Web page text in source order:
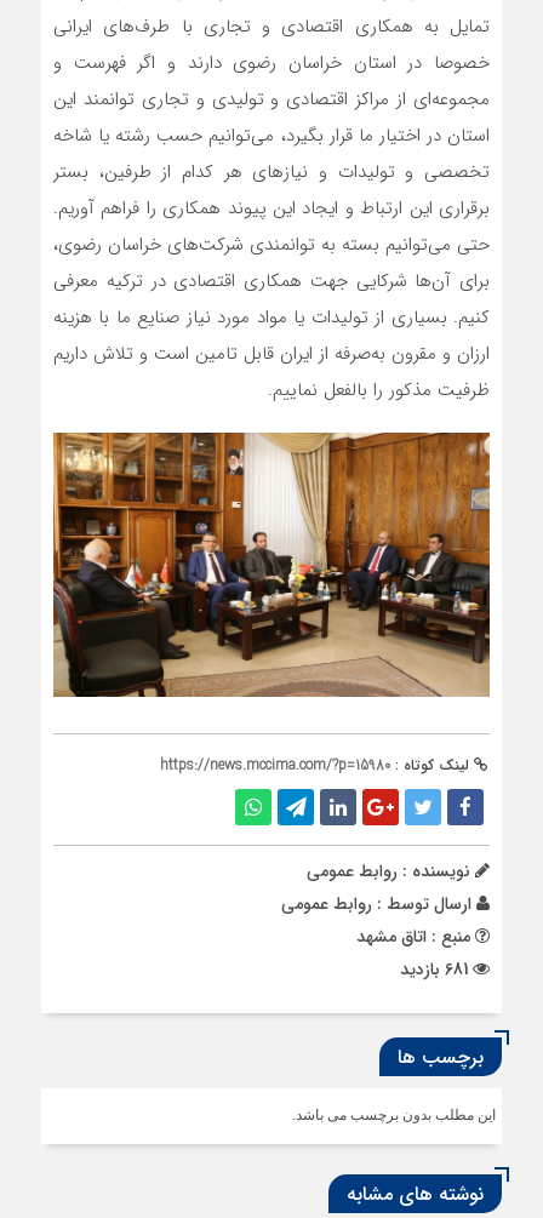
تمایل به همکاری اقتصادی و تجاری با طرف‌های ایرانی
خصوصا در استان خراسان رضوی دارند و اگر فهرست و
مجموعه‌ای از مراکز اقتصادی و تولیدی و تجاری توانمند این
استان در اختیار ما قرار بگیرد، می‌توانیم حسب رشته یا شاخه
تخصصی و تولیدات و نیازهای هر کدام از طرفین، بستر
برقراری این ارتباط و ایجاد این پیوند همکاری را فراهم آوریم.
حتی می‌توانیم بسته به توانمندی شرکت‌های خراسان رضوی،
برای آن‌ها شرکایی جهت همکاری اقتصادی در ترکیه معرفی
کنیم. بسیاری از تولیدات یا مواد مورد نیاز صنایع ما با هزینه
ارزان و مقرون‌ به‌صرفه از ایران قابل تامین است و تلاش داریم
ظرفیت مذکور را بالفعل نماییم.
لینک کوتاه : https://news.mccima.com/?p=15980
نویسنده : روابط عمومی
ارسال توسط : روابط عمومی
منبع : اتاق مشهد
برچسب ها
این مطلب بدون برچسب می باشد.
نوشته های مشابه